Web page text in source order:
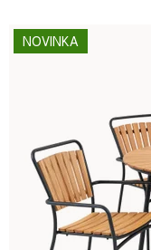
NOVINKA